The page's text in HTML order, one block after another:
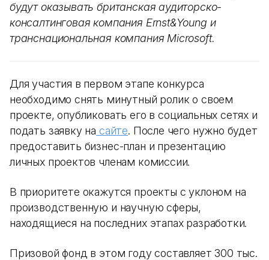
будут оказывать британская аудиторско-
консалтинговая компания Ernst&Young и
транснациональная компания Microsoft.
Для участия в первом этапе конкурса
необходимо снять минутный ролик о своем
проекте, опубликовать его в социальных сетях и
подать заявку на сайте. После чего нужно будет
предоставить бизнес-план и презентацию
личных проектов членам комиссии.
В приоритете окажутся проекты с уклоном на
производственную и научную сферы,
находящиеся на последних этапах разработки.
Призовой фонд в этом году составляет 300 тыс.